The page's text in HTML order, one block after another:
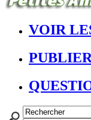
VOIR